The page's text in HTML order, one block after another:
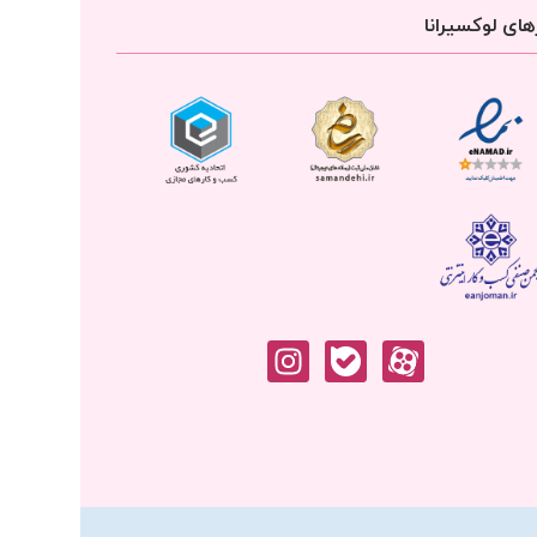
لوکسیرانا